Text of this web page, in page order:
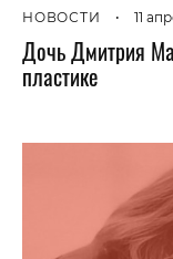
НОВОСТИ • 11
Дочь Дмитрия
пластике